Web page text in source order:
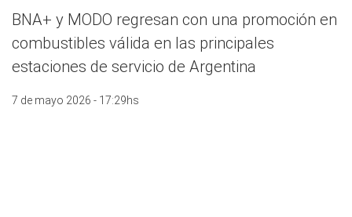
BNA+ y MODO regresan con una promoción en
combustibles válida en las principales
estaciones de servicio de Argentina
7 de mayo 2026 - 17:29hs